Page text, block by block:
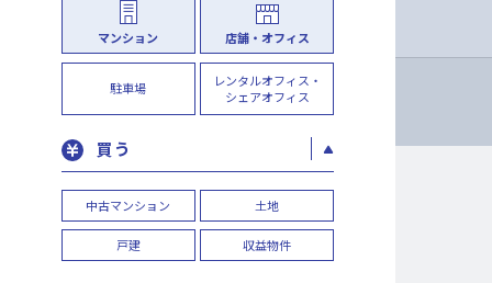
マンション 店舗・オフィス
駐車場
レンタルオフィス・
シェアオフィス
買う
中古マンション 土地
戸建 収益物件